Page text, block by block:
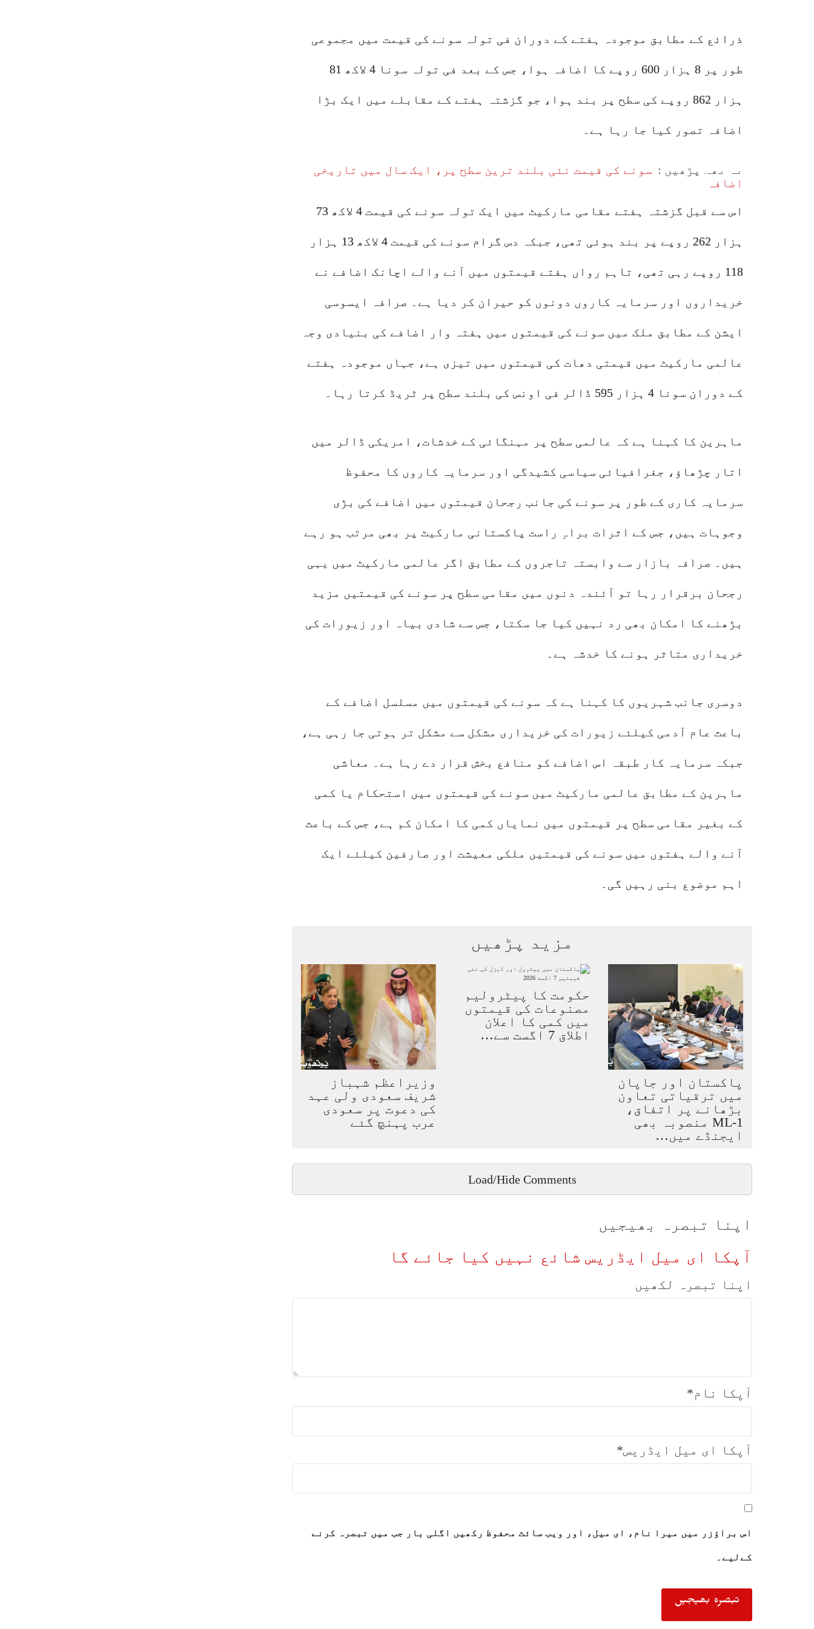
ذرائع کے مطابق موجودہ ہفتے کے دوران فی تولہ سونے کی قیمت میں مجموعی
طور پر 8 ہزار 600 روپے کا اضافہ ہوا، جس کے بعد فی تولہ سونا 4 لاکھ 81
ہزار 862 روپے کی سطح پر بند ہوا، جو گزشتہ ہفتے کے مقابلے میں ایک بڑا
اضافہ تصور کیا جا رہا ہے۔
یہ بھی پڑھیں : سونے کی قیمت نئی بلند ترین سطح پر، ایک سال میں تاریخی
اضافہ
اس سے قبل گزشتہ ہفتے مقامی مارکیٹ میں ایک تولہ سونے کی قیمت 4 لاکھ 73
ہزار 262 روپے پر بند ہوئی تھی، جبکہ دس گرام سونے کی قیمت 4 لاکھ 13 ہزار
118 روپے رہی تھی، تاہم رواں ہفتے قیمتوں میں آنے والے اچانک اضافے نے
خریداروں اور سرمایہ کاروں دونوں کو حیران کر دیا ہے۔ صرافہ ایسوسی
ایشن کے مطابق ملک میں سونے کی قیمتوں میں ہفتہ وار اضافے کی بنیادی وجہ
عالمی مارکیٹ میں قیمتی دھات کی قیمتوں میں تیزی ہے، جہاں موجودہ ہفتے
کے دوران سونا 4 ہزار 595 ڈالر فی اونس کی بلند سطح پر ٹریڈ کرتا رہا۔
ماہرین کا کہنا ہے کہ عالمی سطح پر مہنگائی کے خدشات، امریکی ڈالر میں
اتار چڑھاؤ، جغرافیائی سیاسی کشیدگی اور سرمایہ کاروں کا محفوظ
سرمایہ کاری کے طور پر سونے کی جانب رجحان قیمتوں میں اضافے کی بڑی
وجوہات ہیں، جس کے اثرات براہِ راست پاکستانی مارکیٹ پر بھی مرتب ہو رہے
ہیں۔ صرافہ بازار سے وابستہ تاجروں کے مطابق اگر عالمی مارکیٹ میں یہی
رجحان برقرار رہا تو آئندہ دنوں میں مقامی سطح پر سونے کی قیمتیں مزید
بڑھنے کا امکان بھی رد نہیں کیا جا سکتا، جس سے شادی بیاہ اور زیورات کی
خریداری متاثر ہونے کا خدشہ ہے۔
دوسری جانب شہریوں کا کہنا ہے کہ سونے کی قیمتوں میں مسلسل اضافے کے
باعث عام آدمی کیلئے زیورات کی خریداری مشکل سے مشکل تر ہوتی جا رہی ہے،
جبکہ سرمایہ کار طبقہ اس اضافے کو منافع بخش قرار دے رہا ہے۔ معاشی
ماہرین کے مطابق عالمی مارکیٹ میں سونے کی قیمتوں میں استحکام یا کمی
کے بغیر مقامی سطح پر قیمتوں میں نمایاں کمی کا امکان کم ہے، جس کے باعث
آنے والے ہفتوں میں سونے کی قیمتیں ملکی معیشت اور صارفین کیلئے ایک
اہم موضوع بنی رہیں گی۔
مزید پڑھیں
وزیراعظم شہباز
شریف سعودی ولی عہد
کی دعوت پر سعودی
عرب پہنچ گئے
حکومت کا پیٹرولیم
مصنوعات کی قیمتوں
میں کمی کا اعلان
اطلاق 7 اگست سے…
پاکستان اور جاپان
میں ترقیاتی تعاون
بڑھانے پر اتفاق،
ML-1 منصوبہ بھی
ایجنڈے میں…
Load/Hide Comments
اپنا تبصرہ بھیجیں
آپکا ای میل ایڈریس شائع نہیں کیا جائے گا
اپنا تبصرہ لکھیں
آپکا نام*
آپکا ای میل ایڈریس*
اس براؤزر میں میرا نام، ای میل، اور ویب سائٹ محفوظ رکھیں اگلی بار جب میں تبصرہ کرنے
کےلیے۔